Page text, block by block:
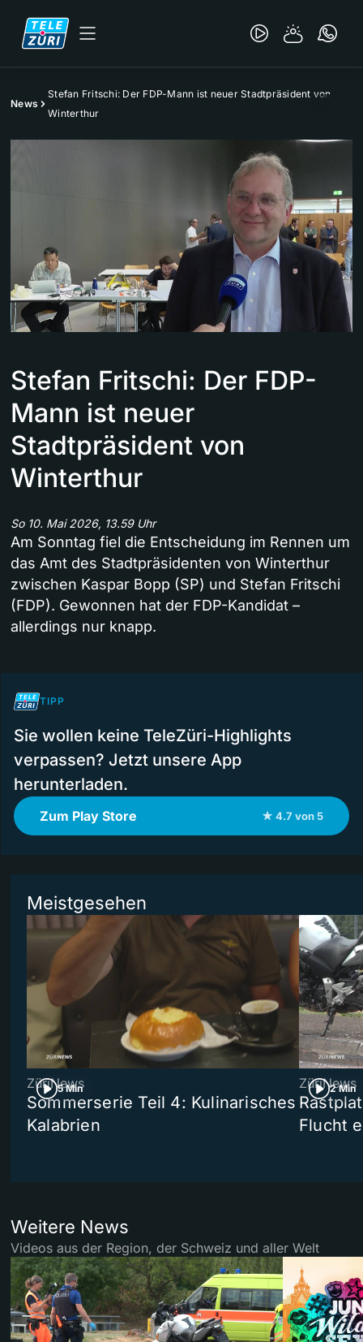
News
Stefan Fritschi: Der FDP-Mann ist neuer Stadtpräsident von
Winterthur
Stefan Fritschi: Der FDP-
Mann ist neuer
Stadtpräsident von
Winterthur
So 10. Mai 2026, 13.59 Uhr
Am Sonntag fiel die Entscheidung im Rennen um
das Amt des Stadtpräsidenten von Winterthur
zwischen Kaspar Bopp (SP) und Stefan Fritschi
(FDP). Gewonnen hat der FDP-Kandidat –
allerdings nur knapp.
TIPP
Sie wollen keine TeleZüri-Highlights
verpassen? Jetzt unsere App
herunterladen.
Zum Play Store ★ 4.7 von 5
Meistgesehen
5 Min
ZüriNews
Sommerserie Teil 4: Kulinarisches
Kalabrien
2 Min
ZüriNews
Flucht
Weitere News
Videos aus der Region, der Schweiz und aller Welt